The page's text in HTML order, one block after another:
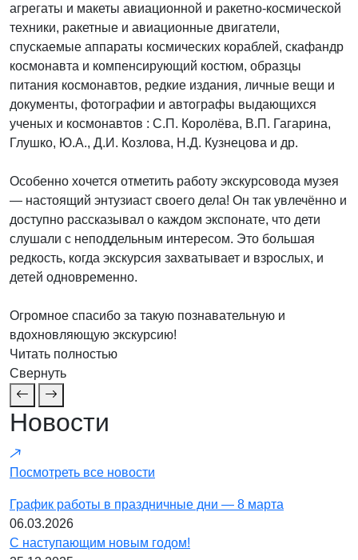
агрегаты и макеты авиационной и ракетно-космической
техники, ракетные и авиационные двигатели,
спускаемые аппараты космических кораблей, скафандр
космонавта и компенсирующий костюм, образцы
питания космонавтов, редкие издания, личные вещи и
документы, фотографии и автографы выдающихся
ученых и космонавтов : С.П. Королёва, В.П. Гагарина,
Глушко, Ю.А., Д.И. Козлова, Н.Д. Кузнецова и др.
Особенно хочется отметить работу экскурсовода музея
— настоящий энтузиаст своего дела! Он так увлечённо и
доступно рассказывал о каждом экспонате, что дети
слушали с неподдельным интересом. Это большая
редкость, когда экскурсия захватывает и взрослых, и
детей одновременно.
Огромное спасибо за такую познавательную и
вдохновляющую экскурсию!
Читать полностью
Свернуть
Новости
Посмотреть все новости
График работы в праздничные дни — 8 марта
06.03.2026
С наступающим новым годом!